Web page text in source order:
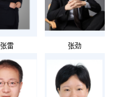
张雷 张劲